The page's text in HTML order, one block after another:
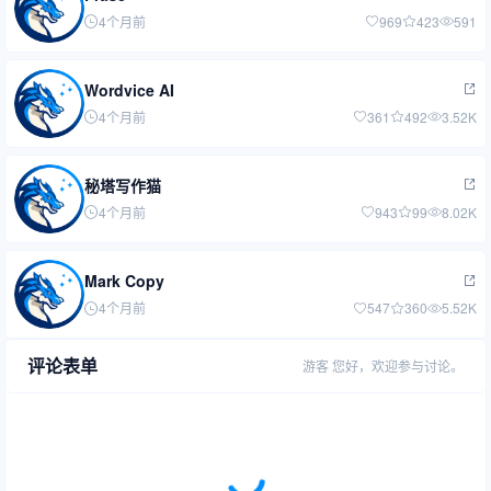
4个月前 969 423 591
Wordvice AI
4个月前 361 492 3.52K
秘塔写作猫
4个月前 943 99 8.02K
Mark Copy
4个月前 547 360 5.52K
评论表单 游客 您好，欢迎参与讨论。